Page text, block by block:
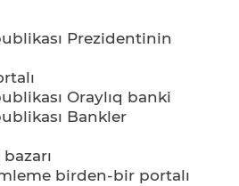
Prezidentinin
Oraylıq banki
Bankler
birden-bir portalı